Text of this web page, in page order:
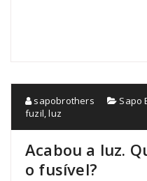
sapobrothers Sapo
fuzil,luz
Acabou a luz.
o fusível?